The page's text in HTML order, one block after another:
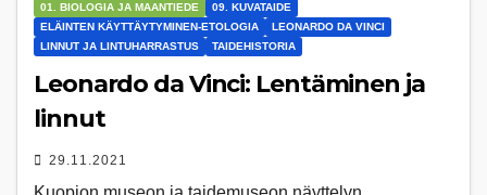
01. BIOLOGIA JA MAANTIEDE
09. KUVATAIDE
ELÄINTEN KÄYTTÄYTYMINEN-ETOLOGIA
LEONARDO DA VINCI
LINNUT JA LINTUHARRASTUS
TAIDEHISTORIA
Leonardo da Vinci: Lentäminen ja
linnut
29.11.2021